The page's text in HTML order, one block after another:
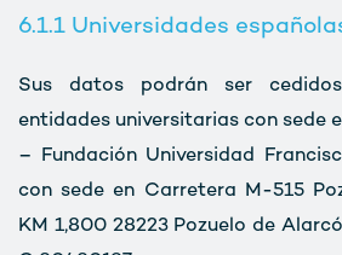
6.1.1 Universidades
Sus datos podrán ser
entidades universitarias con sede
– Fundación Universidad
con sede en Carretera M-515
KM 1,800 28223 Pozuelo de